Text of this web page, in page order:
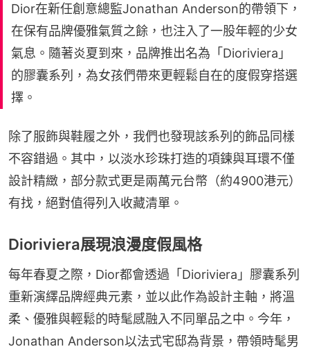
Dior在新任創意總監Jonathan Anderson的帶領下，
在保有品牌優雅氣質之餘，也注入了一股年輕的少女
氣息。隨著炎夏到來，品牌推出名為「Dioriviera」
的膠囊系列，為女孩們帶來更輕鬆自在的度假穿搭選
擇。
除了服飾與鞋履之外，我們也發現該系列的飾品同樣
不容錯過。其中，以淡水珍珠打造的項鍊與耳環不僅
設計精緻，部分款式更是兩萬元台幣（約4900港元）
有找，絕對值得列入收藏清單。
Dioriviera展現浪漫度假風格
每年春夏之際，Dior都會透過「Dioriviera」膠囊系列
重新演繹品牌經典元素，並以此作為設計主軸，將溫
柔、優雅與輕鬆的時髦感融入不同單品之中。今年，
Jonathan Anderson以法式宅邸為背景，帶領時髦男